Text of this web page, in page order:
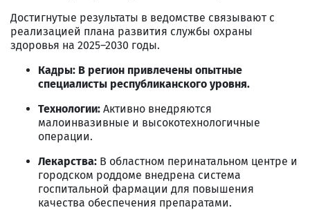
Достигнутые результаты в ведомстве связывают с
реализацией плана развития службы охраны
здоровья на 2025–2030 годы.
Кадры: В регион привлечены опытные
специалисты республиканского уровня.
Технологии: Активно внедряются
малоинвазивные и высокотехнологичные
операции.
Лекарства: В областном перинатальном центре и
городском роддоме внедрена система
госпитальной фармации для повышения
качества обеспечения препаратами.